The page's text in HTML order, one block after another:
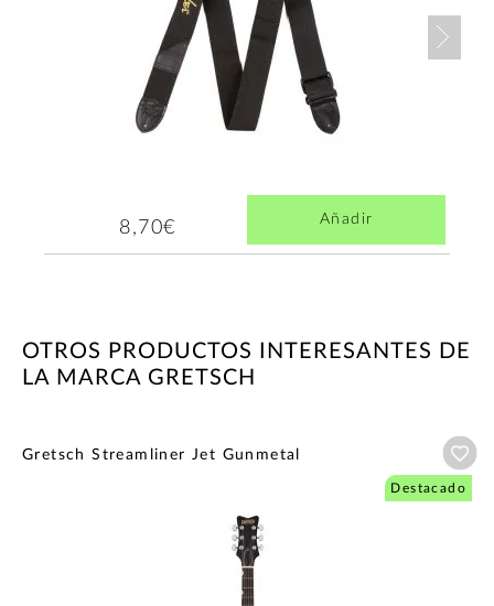
8,70€ Añadir
OTROS PRODUCTOS INTERESANTES DE
LA MARCA GRETSCH
Gretsch Streamliner Jet Gunmetal
Destacado